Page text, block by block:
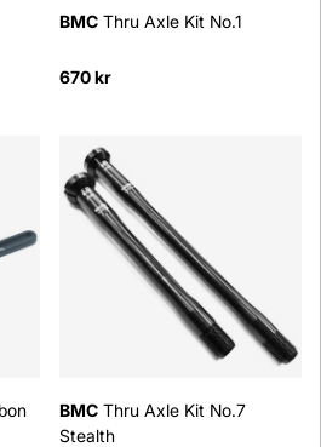
BMC Thru Axle Kit No.1
670 kr
BMC Thru Axle Kit No.7
Stealth